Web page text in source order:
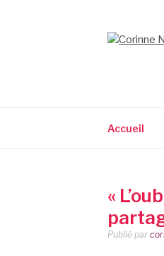
Accueil
«
Publié par